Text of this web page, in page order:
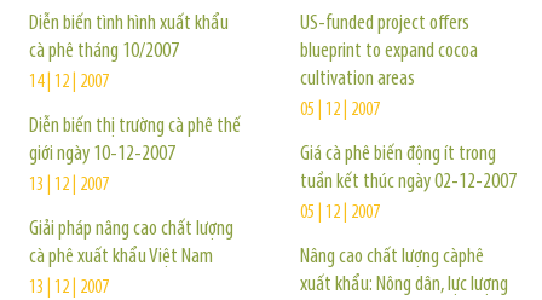
Diễn biến tình hình xuất khẩu
cà phê tháng 10/2007
14 | 12 | 2007
Diễn biến thị trường cà phê thế
giới ngày 10-12-2007
13 | 12 | 2007
Giải pháp nâng cao chất lượng
cà phê xuất khẩu Việt Nam
13 | 12 | 2007
US-funded project offers
blueprint to expand cocoa
cultivation areas
05 | 12 | 2007
Giá cà phê biến động ít trong
tuần kết thúc ngày 02-12-2007
05 | 12 | 2007
Nâng cao chất lượng càphê
xuất khẩu: Nông dân, lực lượng